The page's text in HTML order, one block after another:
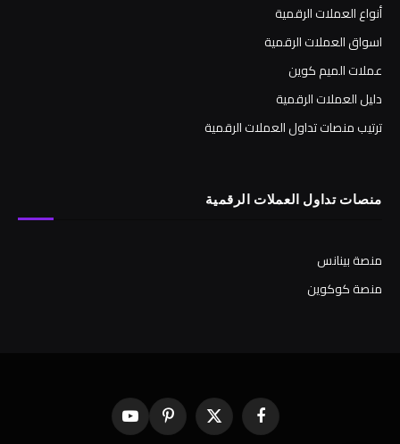
أنواع العملات الرقمية
اسواق العملات الرقمية
عملات الميم كوين
دليل العملات الرقمية
ترتيب منصات تداول العملات الرقمية
منصات تداول العملات الرقمية
منصة بينانس
منصة كوكوين
فيسبوك X بينتيريستيوتيوب